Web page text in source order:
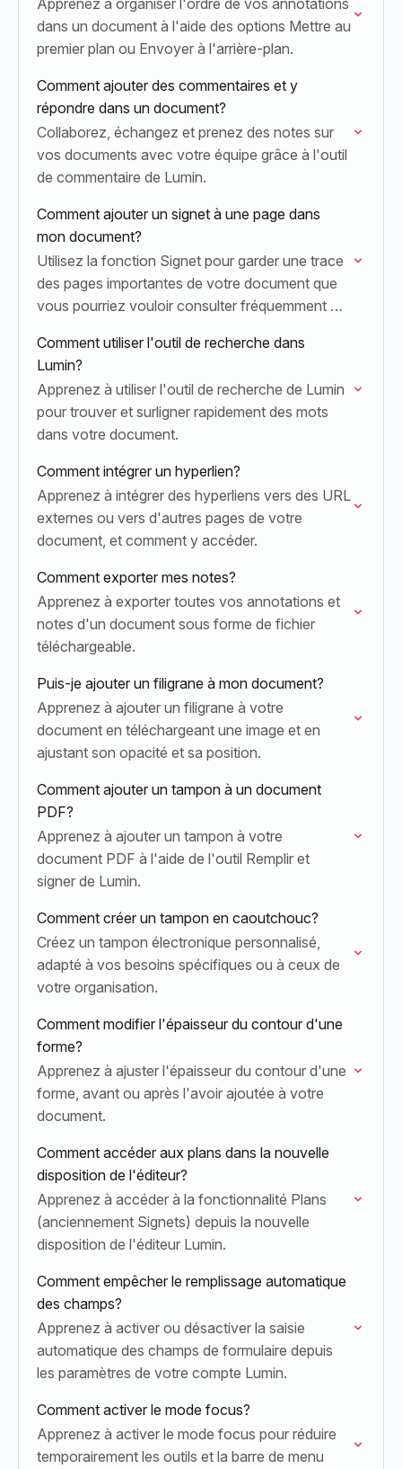
Apprenez à organiser l'ordre de vos annotations
dans un document à l'aide des options Mettre au
premier plan ou Envoyer à l'arrière-plan.
Comment ajouter des commentaires et y
répondre dans un document?
Collaborez, échangez et prenez des notes sur
vos documents avec votre équipe grâce à l'outil
de commentaire de Lumin.
Comment ajouter un signet à une page dans
mon document?
Utilisez la fonction Signet pour garder une trace
des pages importantes de votre document que
vous pourriez vouloir consulter fréquemment ou
Comment utiliser l'outil de recherche dans
Lumin?
Apprenez à utiliser l'outil de recherche de Lumin
pour trouver et surligner rapidement des mots
dans votre document.
Comment intégrer un hyperlien?
Apprenez à intégrer des hyperliens vers des URL
externes ou vers d'autres pages de votre
document, et comment y accéder.
Comment exporter mes notes?
Apprenez à exporter toutes vos annotations et
notes d'un document sous forme de fichier
téléchargeable.
Puis-je ajouter un filigrane à mon document?
Apprenez à ajouter un filigrane à votre
document en téléchargeant une image et en
ajustant son opacité et sa position.
Comment ajouter un tampon à un document
PDF?
Apprenez à ajouter un tampon à votre
document PDF à l'aide de l'outil Remplir et
signer de Lumin.
Comment créer un tampon en caoutchouc?
Créez un tampon électronique personnalisé,
adapté à vos besoins spécifiques ou à ceux de
votre organisation.
Comment modifier l'épaisseur du contour d'une
forme?
Apprenez à ajuster l'épaisseur du contour d'une
forme, avant ou après l'avoir ajoutée à votre
document.
Comment accéder aux plans dans la nouvelle
disposition de l'éditeur?
Apprenez à accéder à la fonctionnalité Plans
(anciennement Signets) depuis la nouvelle
disposition de l'éditeur Lumin.
Comment empêcher le remplissage automatique
des champs?
Apprenez à activer ou désactiver la saisie
automatique des champs de formulaire depuis
les paramètres de votre compte Lumin.
Comment activer le mode focus?
Apprenez à activer le mode focus pour réduire
temporairement les outils et la barre de menu